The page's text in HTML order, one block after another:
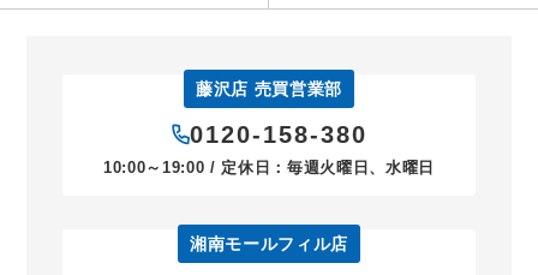
藤沢店 売買営業部
0120-158-380
10:00～19:00 / 定休日：毎週火曜日、水曜日
湘南モールフィル店